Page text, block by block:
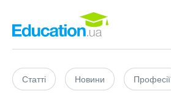
Статті Новини Професії